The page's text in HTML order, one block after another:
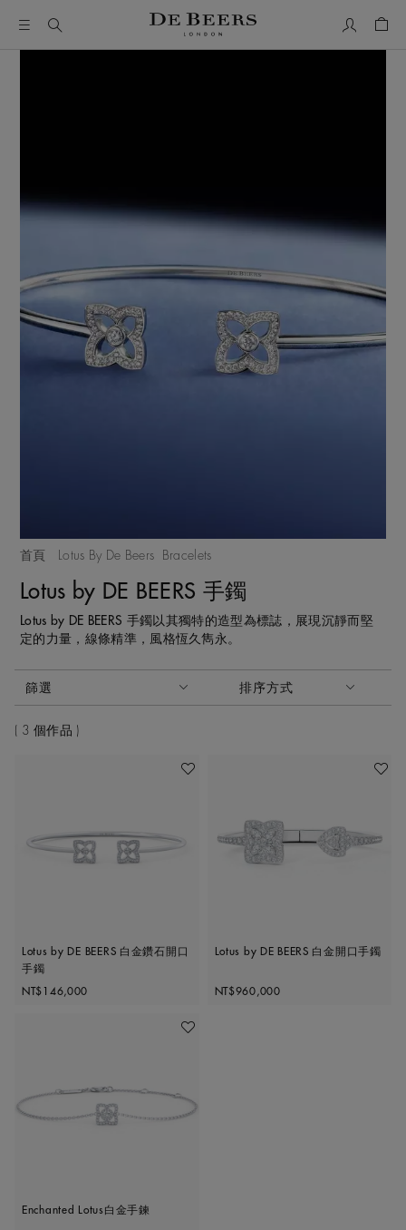
首頁 Lotus By De Beers Bracelets
Lotus by DE BEERS 手鐲
Lotus by DE BEERS 手鐲以其獨特的造型為標誌，展現沉靜而堅
定的力量，線條精準，風格恆久雋永。
篩選 排序方式
排序方式
3 個作品
加入喜愛清單
Lotus by DE BEERS 白金鑽石開口
手鐲
Original price
NT$146,000
加入喜
Lotus by DE BEERS 白金開口手鐲
Original price
NT$960,000
加入喜愛清單
Enchanted Lotus白金手鍊